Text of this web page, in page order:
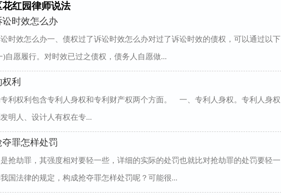
红园律师说法
时效怎么办
时效怎么办一、债权过了诉讼时效怎么办对过了诉讼时效的债权，可以通过以下
)自愿履行。对时效已过之债权，债务人自愿做...
利
利权利包含专利人身权和专利财产权两个方面。 一、专利人身权。专利人身权
明人、设计人有权在专...
罪怎样处罚
抢劫罪，其强度相对要轻一些，详细的实际的处罚也就比对抢劫罪的处罚要轻一
国法律的规定，构成抢夺罪怎样处罚呢？可能很...